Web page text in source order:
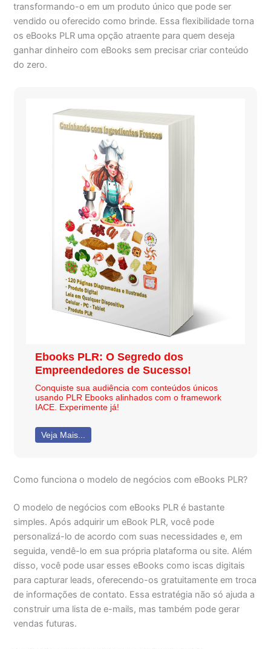
transformando-o em um produto único que pode ser
vendido ou oferecido como brinde. Essa flexibilidade torna
os eBooks PLR uma opção atraente para quem deseja
ganhar dinheiro com eBooks sem precisar criar conteúdo
do zero.
Ebooks PLR: O Segredo dos
Empreendedores de Sucesso!
Conquiste sua audiência com conteúdos únicos
usando PLR Ebooks alinhados com o framework
IACE. Experimente já!
Veja Mais...
Como funciona o modelo de negócios com eBooks PLR?
O modelo de negócios com eBooks PLR é bastante
simples. Após adquirir um eBook PLR, você pode
personalizá-lo de acordo com suas necessidades e, em
seguida, vendê-lo em sua própria plataforma ou site. Além
disso, você pode usar esses eBooks como iscas digitais
para capturar leads, oferecendo-os gratuitamente em troca
de informações de contato. Essa estratégia não só ajuda a
construir uma lista de e-mails, mas também pode gerar
vendas futuras.